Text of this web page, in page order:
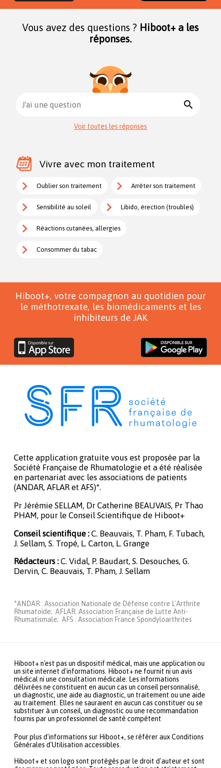
Vous avez des questions ? Hiboot+ a les
réponses.
J'ai une question search
Voir toutes les réponses
Vivre avec mon traitement
Oublier son traitement Arrêter son traitement
Sensibilité au soleil Libido, érection (troubles)
Réactions cutanées, allergies
Consommer du tabac
Hiboot+, votre compagnon au quotidien pour
le méthotrexate, les biomédicaments et les
inhibiteurs de JAK
Cette application gratuite vous est proposée par la
Société Française de Rhumatologie et a été réalisée
en partenariat avec les associations de patients
(ANDAR, AFLAR et AFS)*.
Pr Jérémie SELLAM, Dr Catherine BEAUVAIS, Pr Thao
PHAM, pour le Conseil Scientifique de Hiboot+
Conseil scientifique : C. Beauvais, T. Pham, F. Tubach,
J. Sellam, S. Tropé, L. Carton, L. Grange
Rédacteurs : C. Vidal, P. Baudart, S. Desouches, G.
Dervin, C. Beauvais, T. Pham, J. Sellam
*ANDAR : Association Nationale de Défense contre L'Arthrite
Rhumatoide; AFLAR: Association Française de Lutte Anti-
Rhumatismale; AFS : Association France Spondyloarthrites
Hiboot+ n'est pas un dispositif médical, mais une application ou
un site internet d'informations. Hiboot+ ne fournit ni un avis
médical ni une consultation médicale. Les informations
délivrées ne constituent en aucun cas un conseil personnalisé,
un diagnostic, une aide au diagnostic, un traitement ou une aide
au traitement. Elles ne sauraient en aucun cas constituer ou se
substituer à un conseil, un diagnostic ou une recommandation
fournis par un professionnel de santé compétent
Pour plus d'informations sur Hiboot+, se référer aux Conditions
Générales d'Utilisation accessibles.
Hiboot+ et son logo sont protégés par le droit d'auteur et sont